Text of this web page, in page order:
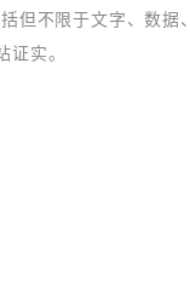
但不限于文字、数据
实。